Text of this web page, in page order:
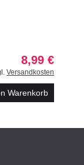
8,99 €
Versandkosten
Warenkorb